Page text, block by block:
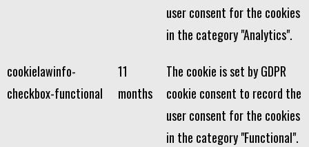
user consent for the cookies
in the category "Analytics".
cookielawinfo-
checkbox-functional
11
months
The cookie is set by GDPR
cookie consent to record the
user consent for the cookies
in the category "Functional".